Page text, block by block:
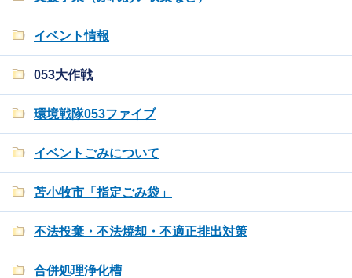
イベント情報
053大作戦
環境戦隊053ファイブ
イベントごみについて
苫小牧市「指定ごみ袋」
不法投棄・不法焼却・不適正排出対策
合併処理浄化槽